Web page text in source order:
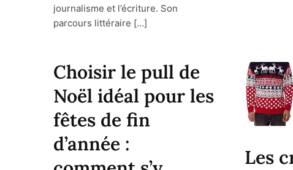
journalisme et l’écriture. Son
parcours littéraire […]
Choisir le pull de
Noël idéal pour les
fêtes de fin
d’année :
Les